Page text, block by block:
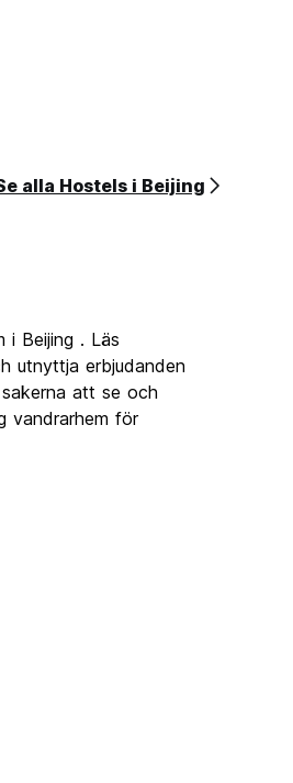
alla Hostels i Beijing
i Beijing . Läs
utnyttja erbjudanden
att se och
vandrarhem för